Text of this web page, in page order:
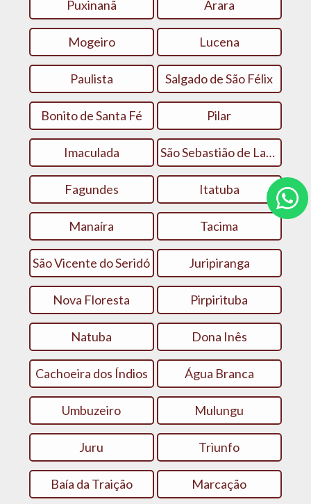
Puxinanã Arara
Mogeiro Lucena
Paulista Salgado de São Félix
Bonito de Santa Fé Pilar
Imaculada São Sebastião de Lagoa de Roça
Fagundes Itatuba
Manaíra Tacima
São Vicente do Seridó Juripiranga
Nova Floresta Pirpirituba
Natuba Dona Inês
Cachoeira dos Índios Água Branca
Umbuzeiro Mulungu
Juru Triunfo
Baía da Traição Marcação